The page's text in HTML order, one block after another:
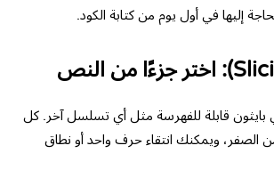
إليها في أول يوم من كتابة الكود.
بايثون قابلة للفهرسة مثل أي تسلسل آخر. كل
الصفر، ويمكنك انتقاء حرف واحد أو نطاق